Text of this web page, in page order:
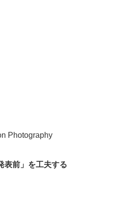
Photography
表前」を工夫する